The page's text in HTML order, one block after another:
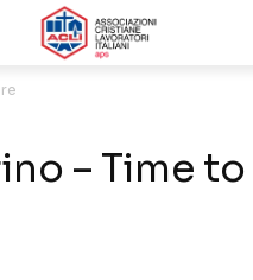
– Time to